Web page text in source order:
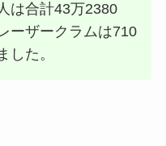
は合計43万2380
ーザークラムは710
した。